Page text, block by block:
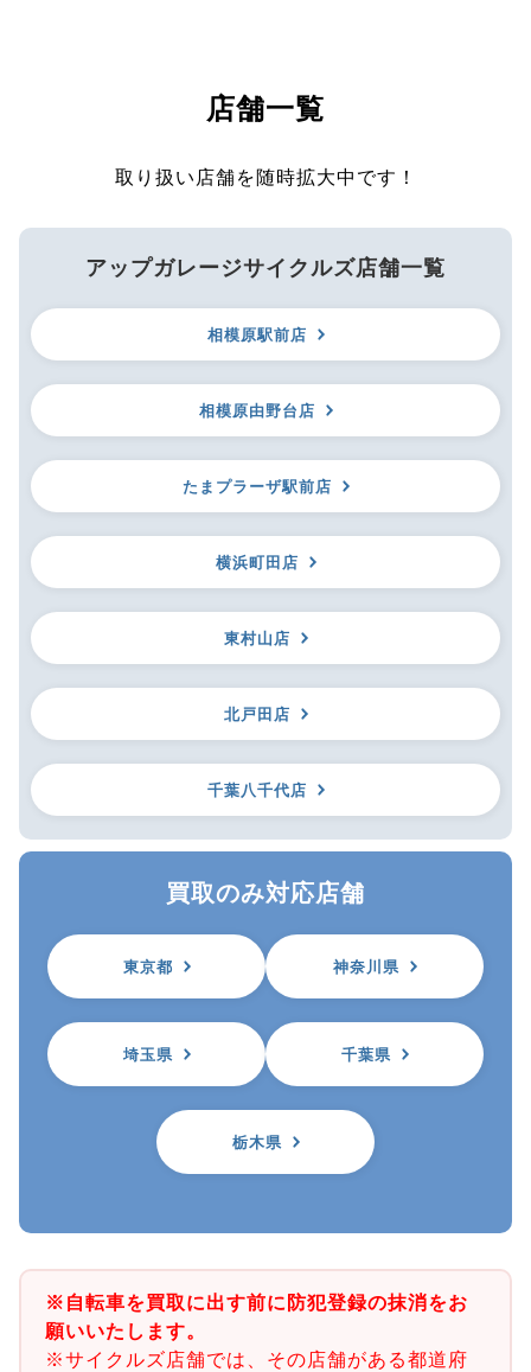
店舗一覧
取り扱い店舗を随時拡大中です！
アップガレージサイクルズ店舗一覧
相模原駅前店
相模原由野台店
たまプラーザ駅前店
横浜町田店
東村山店
北戸田店
千葉八千代店
買取のみ対応店舗
東京都 神奈川県
埼玉県 千葉県
栃木県
※自転車を買取に出す前に防犯登録の抹消をお
願いいたします。
※サイクルズ店舗では、その店舗がある都道府